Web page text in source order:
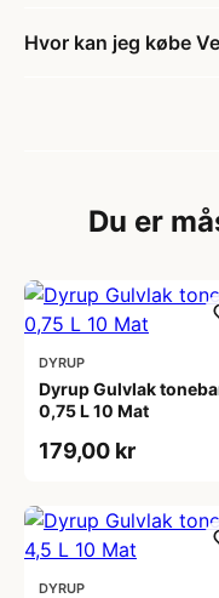
Hvor kan jeg købe
Du er
DYRUP
Dyrup Gulvlak
0,75 L 10 Mat
179,00 kr
DYRUP